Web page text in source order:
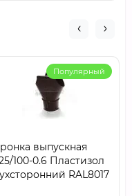
Популярный
выпускная
100-0.6 Пластизол
RAL8017